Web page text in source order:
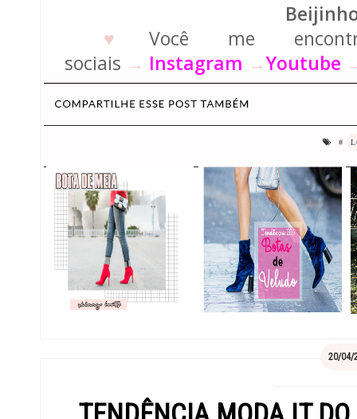
♥ Você me
sociais → Instagram →Youtube
#
20/04/